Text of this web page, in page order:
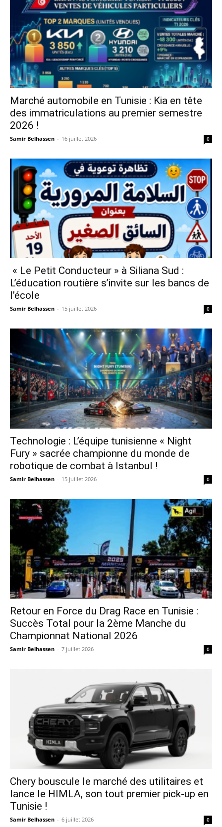
Marché automobile en Tunisie : Kia en tête
des immatriculations au premier semestre
2026 !
Samir Belhassen - 16 juillet 2026 0
« Le Petit Conducteur » à Siliana Sud :
L’éducation routière s’invite sur les bancs de
l’école
Samir Belhassen - 15 juillet 2026 0
Technologie : L’équipe tunisienne « Night
Fury » sacrée championne du monde de
robotique de combat à Istanbul !
Samir Belhassen - 15 juillet 2026 0
Retour en Force du Drag Race en Tunisie :
Succès Total pour la 2ème Manche du
Championnat National 2026
Samir Belhassen - 7 juillet 2026 0
Chery bouscule le marché des utilitaires et
lance le HIMLA, son tout premier pick-up en
Tunisie !
Samir Belhassen - 6 juillet 2026 0